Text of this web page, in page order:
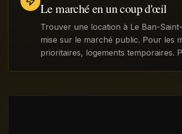
Le marché en un coup d'œil
Trouver une location à Le Ban-
mise sur le marché public. Pour les
prioritaires, logements temporaires.